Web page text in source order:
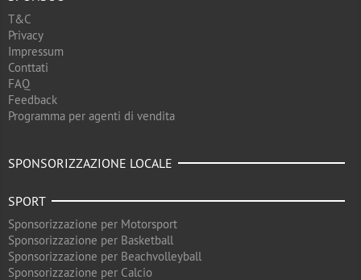
T&C
Privacy
Impressum
Conttati
FAQ
Feedback
Programma per agenti di vendita
SPONSORIZZAZIONE LOCALE
SPORT
Sponsorizzazione per Motorsport
Sponsorizzazione per Basketball
Sponsorizzazione per Beachvolleyball
Sponsorizzazione per Calcio